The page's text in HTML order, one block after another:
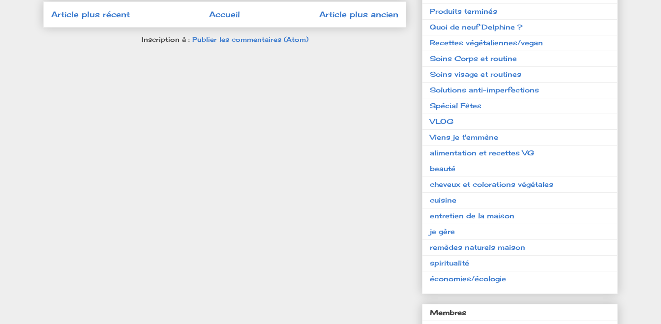
Article plus récent Article plus ancien
Accueil
Inscription à : Publier les commentaires (Atom)
Produits terminés
Quoi de neuf Delphine ?
Recettes végétaliennes/vegan
Soins Corps et routine
Soins visage et routines
Solutions anti-imperfections
Spécial Fêtes
VLOG
Viens je t'emmène
alimentation et recettes VG
beauté
cheveux et colorations végétales
cuisine
entretien de la maison
je gère
remèdes naturels maison
spiritualité
économies/écologie
Membres